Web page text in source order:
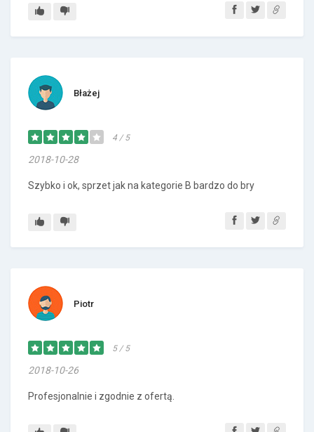
Błażej
4 / 5
2018-10-28
Szybko i ok, sprzet jak na kategorie B bardzo do bry
Piotr
5 / 5
2018-10-26
Profesjonalnie i zgodnie z ofertą.